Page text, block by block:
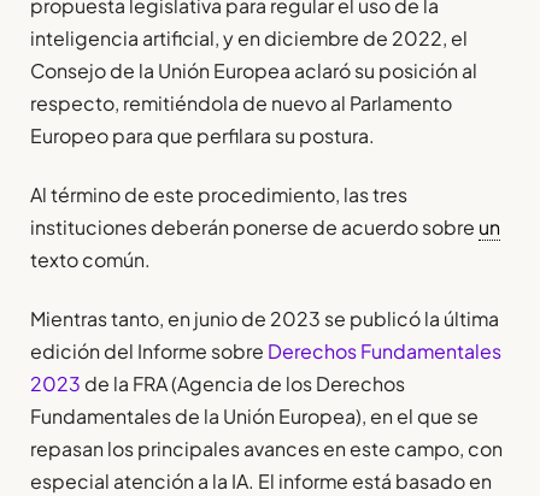
propuesta legislativa para regular el uso de la
inteligencia artificial, y en diciembre de 2022, el
Consejo de la Unión Europea aclaró su posición al
respecto, remitiéndola de nuevo al Parlamento
Europeo para que perfilara su postura.
Al término de este procedimiento, las tres
instituciones deberán ponerse de acuerdo sobre un
texto común.
Mientras tanto, en junio de 2023 se publicó la última
edición del Informe sobre Derechos Fundamentales
2023 de la FRA (Agencia de los Derechos
Fundamentales de la Unión Europea), en el que se
repasan los principales avances en este campo, con
especial atención a la IA. El informe está basado en